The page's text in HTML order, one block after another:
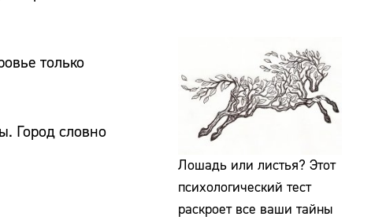
только
Город словно
Лошадь или листья? Этот
психологический тест
раскроет все ваши тайны